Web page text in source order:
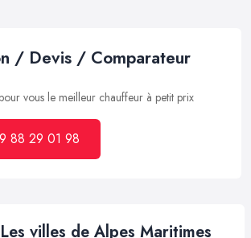
/ Devis / Comparateur
vous le meilleur chauffeur à petit prix
88 29 01 98
villes de Alpes Maritimes